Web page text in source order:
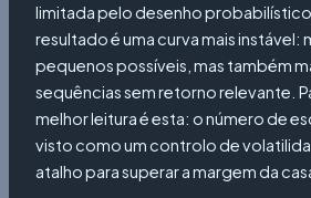
limitada pelo desenho
resultado é uma curva mais instável:
pequenos possíveis, mas também
sequências sem retorno relevante.
melhor leitura é esta: o número de
visto como um controlo de
atalho para superar a margem da